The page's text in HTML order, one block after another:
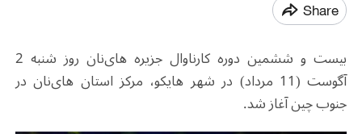
Share
بیست ‌و ششمین دوره کارناوال جزیره های‌نان روز شنبه 2
آگوست (11 مرداد) در شهر هایکو، مرکز استان های‌نان در
جنوب چین آغاز شد.